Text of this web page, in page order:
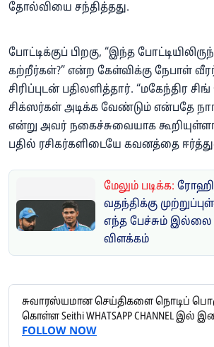
தோல்வியை சந்தித்தது.
போட்டிக்குப் பிறகு, “இந்த
கற்றீர்கள்?” என்ற கேள்விக்கு நேபாள்
சிரிப்புடன் பதிலளித்தார். “மகேந்திர
சிக்ஸர்கள் அடிக்க வேண்டும் என்பதே
என்று அவர் நகைச்சுவையாக
பதில் ரசிகர்களிடையே கவனத்தை
மேலும் படிக்க:
வதந்திக்கு
எந்த பேச்சும் இல்லை
விளக்கம்
சுவாரஸ்யமான செய்திகளை நொடிப்
கொள்ள Seithi WHATSAPP CHANNEL
FOLLOW NOW